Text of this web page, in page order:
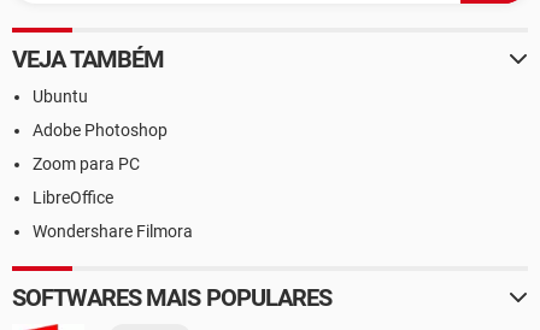
VEJA TAMBÉM
Ubuntu
Adobe Photoshop
Zoom para PC
LibreOffice
Wondershare Filmora
SOFTWARES MAIS POPULARES